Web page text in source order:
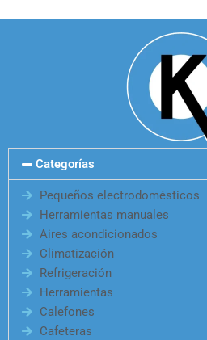
Categorías
Pequeños electrodomésticos
Herramientas manuales
Aires acondicionados
Climatización
Refrigeración
Herramientas
Calefones
Cafeteras